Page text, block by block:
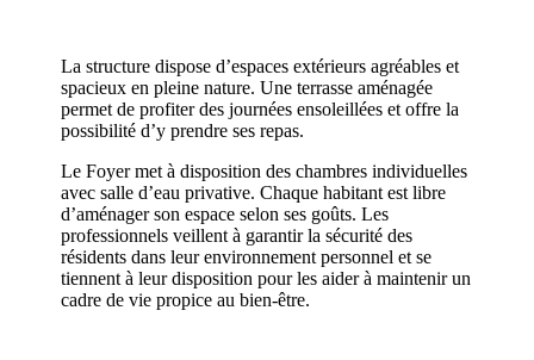
La structure dispose d’espaces extérieurs agréables et
spacieux en pleine nature. Une terrasse aménagée
permet de profiter des journées ensoleillées et offre la
possibilité d’y prendre ses repas.
Le Foyer met à disposition des chambres individuelles
avec salle d’eau privative. Chaque habitant est libre
d’aménager son espace selon ses goûts. Les
professionnels veillent à garantir la sécurité des
résidents dans leur environnement personnel et se
tiennent à leur disposition pour les aider à maintenir un
cadre de vie propice au bien-être.